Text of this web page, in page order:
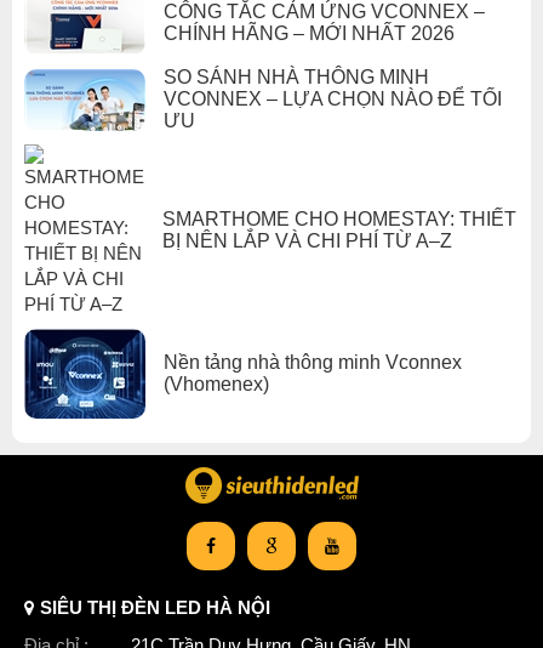
Thiết bị nhà thông minh VCONNEX vconnex an toàn điện
Thiết bị nhà thông minh VCONNEX vconnex tiết kiệm điện
CÔNG TẮC CẢM ỨNG VCONNEX –
CHÍNH HÃNG – MỚI NHẤT 2026
SO SÁNH NHÀ THÔNG MINH
VCONNEX – LỰA CHỌN NÀO ĐỂ TỐI
ƯU
SMARTHOME CHO HOMESTAY: THIẾT
BỊ NÊN LẮP VÀ CHI PHÍ TỪ A–Z
Nền tảng nhà thông minh Vconnex
(Vhomenex)
SIÊU THỊ ĐÈN LED HÀ NỘI